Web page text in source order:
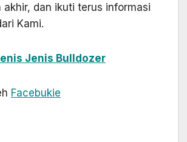
akhir, dan ikuti terus informasi
Kami.
Jenis Bulldozer
Facebukie